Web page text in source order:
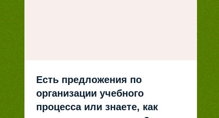
Есть предложения по
организации учебного
процесса или знаете, как